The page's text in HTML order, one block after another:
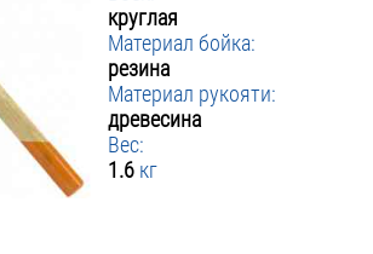
круглая
Материал бойка:
резина
Материал рукояти:
древесина
Вес:
1.6 кг